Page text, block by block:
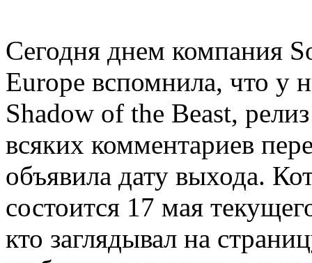
Сегодня днем компания
Europe вспомнила, что у
Shadow of the Beast,
всяких комментариев
объявила дату выхода.
состоится 17 мая
кто заглядывал на